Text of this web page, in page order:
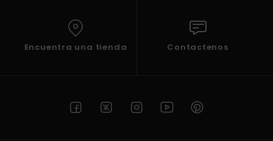
Encuentra una tienda Contactenos